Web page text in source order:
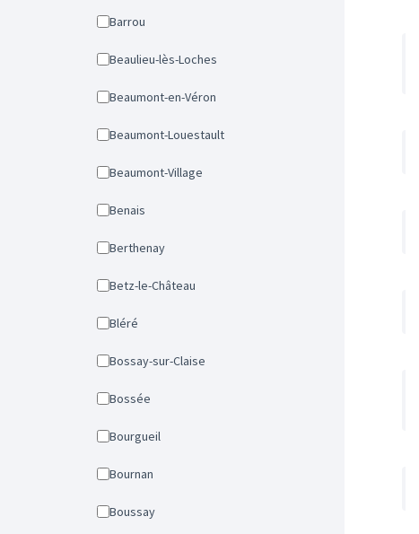
Barrou
Beaulieu-lès-Loches
Beaumont-en-Véron
Beaumont-Louestault
Beaumont-Village
Benais
Berthenay
Betz-le-Château
Bléré
Bossay-sur-Claise
Bossée
Bourgueil
Bournan
Boussay